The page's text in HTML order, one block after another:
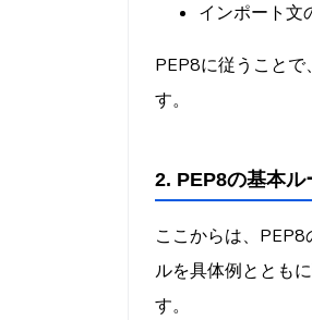
インポート文
PEP8に従うこと
す。
2. PEP8の基本ル
ここからは、
ルを具体例ととも
す。